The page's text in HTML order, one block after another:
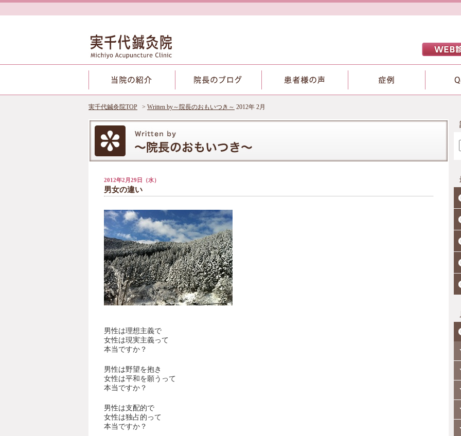
実千代鍼灸院TOP Written by～院長のおもいつき～ 2012年 2月
2012年2月29日（水）
男女の違い
男性は理想主義で
女性は現実主義って
本当ですか？
男性は野望を抱き
女性は平和を願うって
本当ですか？
男性は支配的で
女性は独占的って
本当ですか？